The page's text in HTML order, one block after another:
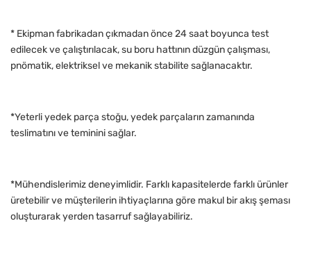
* Ekipman fabrikadan çıkmadan önce 24 saat boyunca test
edilecek ve çalıştırılacak, su boru hattının düzgün çalışması,
pnömatik, elektriksel ve mekanik stabilite sağlanacaktır.
*Yeterli yedek parça stoğu, yedek parçaların zamanında
teslimatını ve teminini sağlar.
*Mühendislerimiz deneyimlidir. Farklı kapasitelerde farklı ürünler
üretebilir ve müşterilerin ihtiyaçlarına göre makul bir akış şeması
oluşturarak yerden tasarruf sağlayabiliriz.